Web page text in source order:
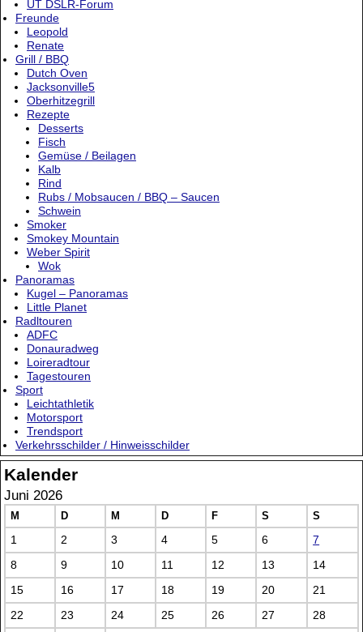
UT DSLR-Forum
Freunde
Leopold
Renate
Grill / BBQ
Dutch Oven
Jacksonville5
Oberhitzegrill
Rezepte
Desserts
Fisch
Gemüse / Beilagen
Kalb
Rind
Rubs / Mobsaucen / BBQ – Saucen
Schwein
Smoker
Smokey Mountain
Weber Spirit
Wok
Panoramas
Kugel – Panoramas
Little Planet
Radltouren
ADFC
Donauradweg
Loireradtour
Tagestouren
Sport
Leichtathletik
Motorsport
Trendsport
Verkehrsschilder / Hinweisschilder
Kalender
Juni 2026
M D M D F S S
1 2 3 4 5 6
7
8
9 10 11 12 13
14
15
16 17 18 19 20
21
22
23 24 25 26 27
28